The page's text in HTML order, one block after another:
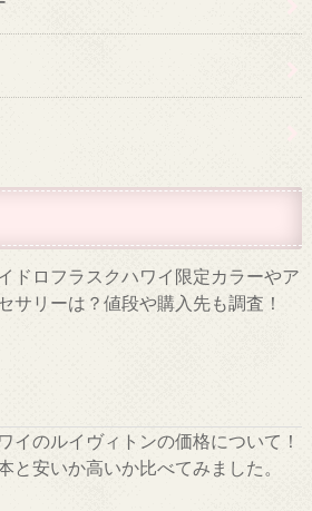
ドロフラスクハワイ限定カラーやア
サリーは？値段や購入先も調査！
イのルイヴィトンの価格について！
と安いか高いか比べてみました。